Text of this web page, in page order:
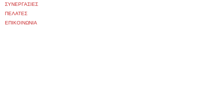
ΣΥΝΕΡΓΑΣΊΕΣ
ΠΕΛΆΤΕΣ
ΕΠΙΚΟΙΝΩΝΊΑ